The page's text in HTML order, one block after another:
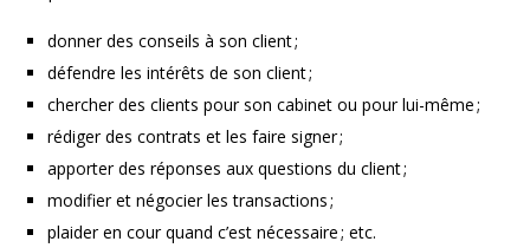
donner des conseils à son client ;
défendre les intérêts de son client ;
chercher des clients pour son cabinet ou pour lui-même ;
rédiger des contrats et les faire signer ;
apporter des réponses aux questions du client ;
modifier et négocier les transactions ;
plaider en cour quand c’est nécessaire ; etc.